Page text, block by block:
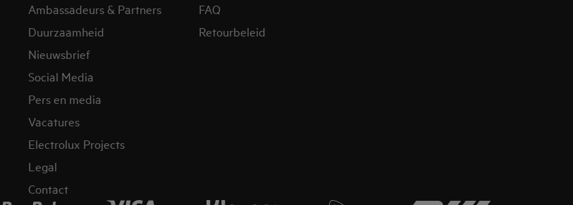
Ambassadeurs & Partners
Duurzaamheid
Nieuwsbrief
Social Media
Pers en media
Vacatures
Electrolux Projects
Legal
Contact
FAQ
Retourbeleid